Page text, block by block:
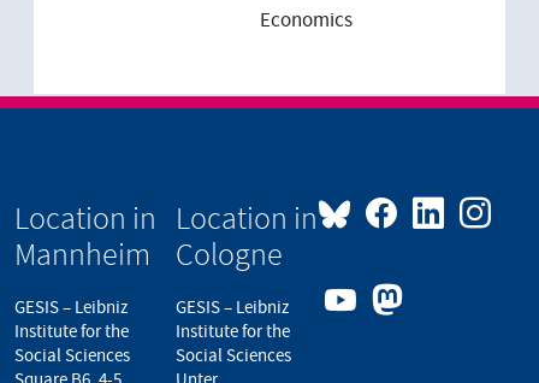
Economics
Location in
Mannheim
GESIS – Leibniz
Institute for the
Social Sciences
Location in
Cologne
GESIS – Leibniz
Institute for the
Social Sciences